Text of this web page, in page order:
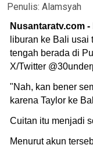
Penulis: Alamsyah
Nusantaratv.com -
liburan ke Bali
tengah berada di
X/Twitter
"Nah, kan bener
karena Taylor ke
Cuitan itu menjadi
Menurut akun